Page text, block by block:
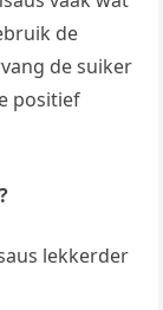
de
de suiker
positief
lekkerder